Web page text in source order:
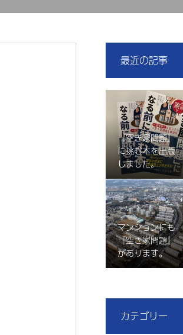
最近の記事
『空き家問題』
に挑む本を出版
しました。
マンションにも
『空き家問題』
があります。
カテゴリー